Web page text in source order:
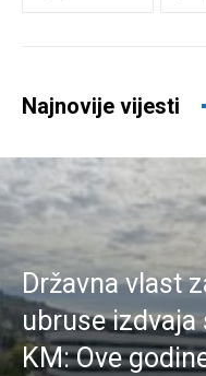
Najnovije vijesti
Državna vlast
ubruse izdvaja
KM: Ove